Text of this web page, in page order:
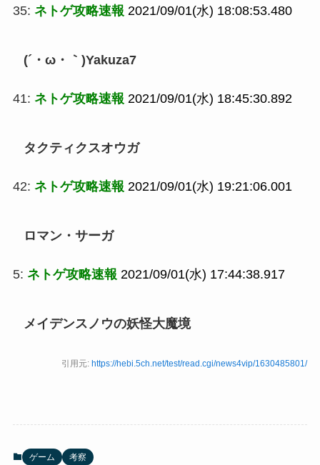
35: ネトゲ攻略速報 2021/09/01(水) 18:08:53.480
(´・ω・｀)Yakuza7
41: ネトゲ攻略速報 2021/09/01(水) 18:45:30.892
タクティクスオウガ
42: ネトゲ攻略速報 2021/09/01(水) 19:21:06.001
ロマン・サーガ
5: ネトゲ攻略速報 2021/09/01(水) 17:44:38.917
メイデンスノウの妖怪大魔境
引用元:https://hebi.5ch.net/test/read.cgi/news4vip/1630485801/
ゲーム 考察